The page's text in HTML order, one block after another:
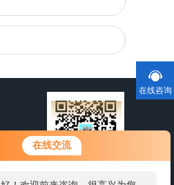
在线交流
在线咨询